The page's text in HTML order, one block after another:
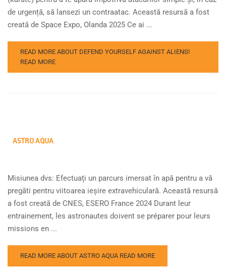
de urgență, să lansezi un contraatac. Această resursă a fost
creată de Space Expo, Olanda 2025 Ce ai ...
READ MORE ABOUT DEFEND YOURSELF AGAINST ALIENS!
READ MORE
ASTRO AQUA
Misiunea dvs: Efectuați un parcurs imersat în apă pentru a vă
pregăti pentru viitoarea ieșire extravehiculară. Această resursă
a fost creată de CNES, ESERO France 2024 Durant leur
entrainement, les astronautes doivent se préparer pour leurs
missions en ...
READ MORE ABOUT ASTRO AQUA READ MORE